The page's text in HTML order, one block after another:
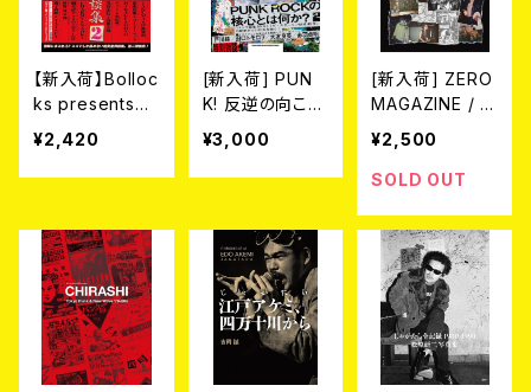
【新入荷】Bolloc
ks presents
『日本パンク・ロ
ッカー対談集2』
¥2,420
[新入荷] PUN
K! 反逆の向こう
側で ザ・スター
リンたちはなに
を歌ったのか？ -
ン-
¥3,000
[新入荷] ZERO
MAGAZINE / V
OLUME FIVE
(ZINE)
¥2,500
SOLD OUT